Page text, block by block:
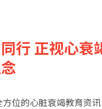
行 正视心
方位的心脏衰竭教育资